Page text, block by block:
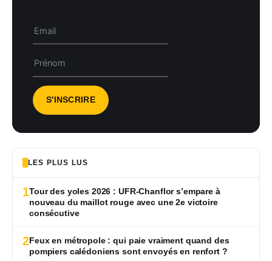
LES PLUS LUS
1Tour des yoles 2026 : UFR-Chanflor s’empare à
nouveau du maillot rouge avec une 2e victoire
consécutive
2Feux en métropole : qui paie vraiment quand des
pompiers calédoniens sont envoyés en renfort ?